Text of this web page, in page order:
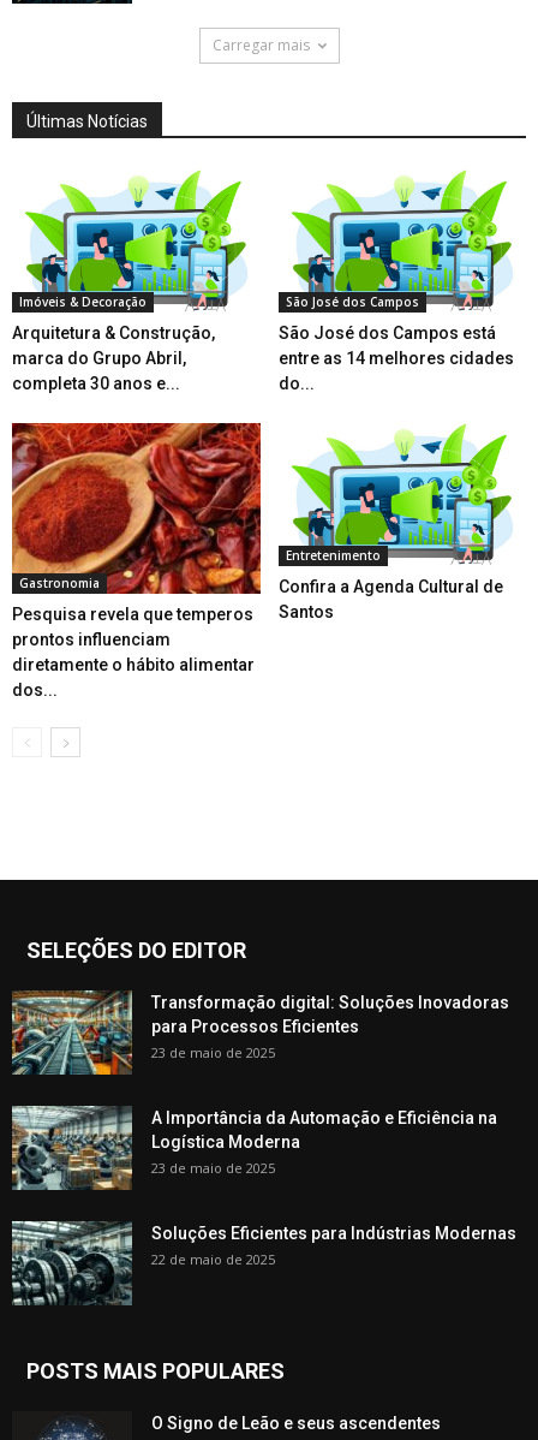
Carregar mais
Últimas Notícias
Imóveis & Decoração
Arquitetura & Construção,
marca do Grupo Abril,
completa 30 anos e...
São José dos Campos
São José dos Campos está
entre as 14 melhores cidades
do...
Gastronomia
Pesquisa revela que temperos
prontos influenciam
diretamente o hábito alimentar
dos...
Entretenimento
Confira a Agenda Cultural de
Santos
SELEÇÕES DO EDITOR
Transformação digital: Soluções Inovadoras
para Processos Eficientes
23 de maio de 2025
A Importância da Automação e Eficiência na
Logística Moderna
23 de maio de 2025
Soluções Eficientes para Indústrias Modernas
22 de maio de 2025
POSTS MAIS POPULARES
O Signo de Leão e seus ascendentes